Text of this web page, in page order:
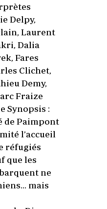
Delpy,
Laurent
Dalia
Fares
Clichet,
Demy,
Fraize
Synopsis :
de Paimpont
l’accueil
réfugiés
que les
ne
mais